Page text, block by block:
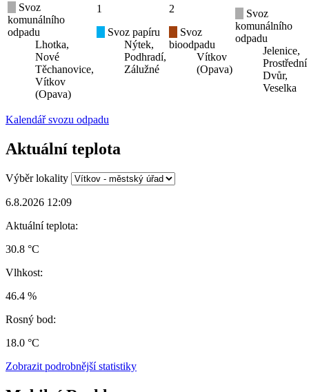
Svoz
komunálního
odpadu
Lhotka,
Nové
Těchanovice,
Vítkov
(Opava)
1
Svoz papíru
Nýtek,
Podhradí,
Zálužné
2
Svoz
bioodpadu
Vítkov
(Opava)
Svoz
komunálního
odpadu
Jelenice,
Prostřední
Dvůr,
Veselka
Kalendář svozu odpadu
Aktuální teplota
Výběr lokality
6.8.2026 12:09
Aktuální teplota:
30.8 °C
Vlhkost:
46.4 %
Rosný bod:
18.0 °C
Zobrazit podrobnější statistiky